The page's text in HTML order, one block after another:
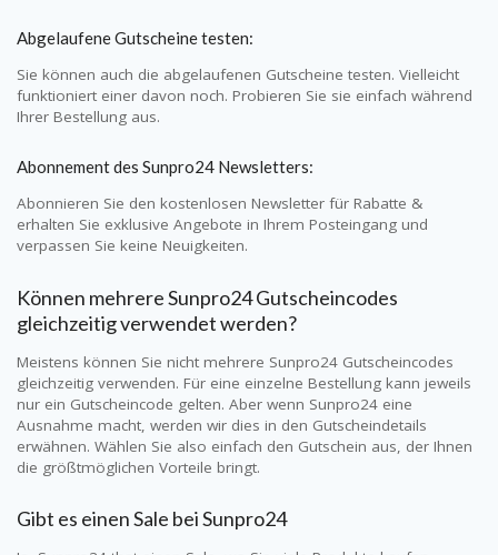
Abgelaufene Gutscheine testen:
Sie können auch die abgelaufenen Gutscheine testen. Vielleicht
funktioniert einer davon noch. Probieren Sie sie einfach während
Ihrer Bestellung aus.
Abonnement des Sunpro24 Newsletters:
Abonnieren Sie den kostenlosen Newsletter für Rabatte &
erhalten Sie exklusive Angebote in Ihrem Posteingang und
verpassen Sie keine Neuigkeiten.
Können mehrereSunpro24Gutscheincodes
gleichzeitig verwendet werden?
Meistens können Sie nicht mehrere Sunpro24 Gutscheincodes
gleichzeitig verwenden. Für eine einzelne Bestellung kann jeweils
nur ein Gutscheincode gelten. Aber wenn Sunpro24 eine
Ausnahme macht, werden wir dies in den Gutscheindetails
erwähnen. Wählen Sie also einfach den Gutschein aus, der Ihnen
die größtmöglichen Vorteile bringt.
Gibt es einen Sale beiSunpro24